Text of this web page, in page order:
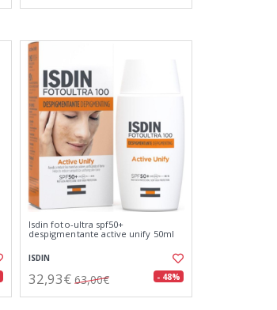
Isdin foto-ultra spf50+
despigmentante active unify 50ml
ISDIN
32,93€ 63,00€ - 48%